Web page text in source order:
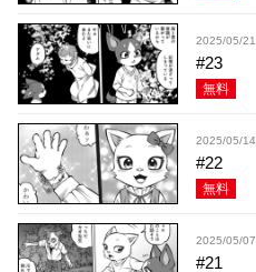
2025/05/21
#23
無料
2025/05/14
#22
無料
2025/05/07
#21